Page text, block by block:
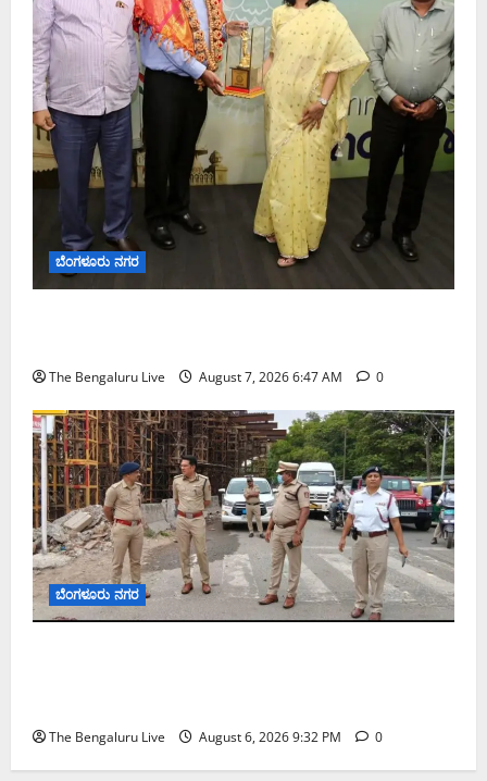
ಬೆಂಗಳೂರು ನಗರ
The Bengaluru Live August 7, 2026 6:47 AM 0
ಬೆಂಗಳೂರು ನಗರ
The Bengaluru Live August 6, 2026 9:32 PM 0